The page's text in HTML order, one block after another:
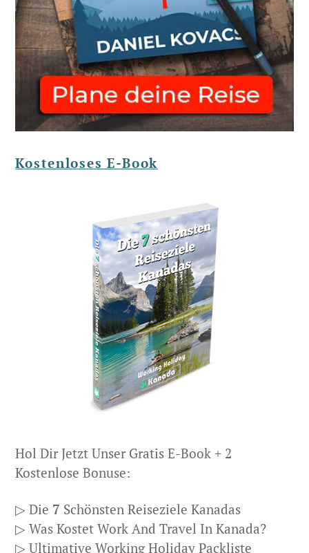
Kostenloses E-Book
Hol Dir Jetzt Unser Gratis E-Book + 2
Kostenlose Bonuse:
▷ Die 7 Schönsten Reiseziele Kanadas
▷ Was Kostet Work And Travel In Kanada?
▷ Ultimative Working Holiday Packliste